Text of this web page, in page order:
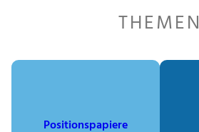
THEMEN
Positionspapiere